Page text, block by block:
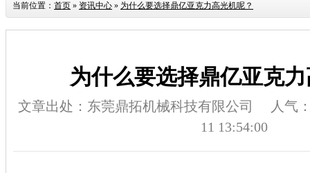
当前位置： 首页 » 资讯中心 » 为什么要选择鼎亿亚克力高光机呢？
为什么要选择鼎亿亚克
文章出处：东莞鼎拓机械科技有限公司
人气
11 13:54:00